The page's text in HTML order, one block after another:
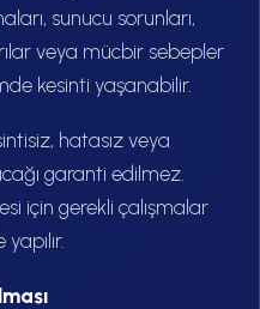
sunucu sorunları,
veya mücbir sebepler
kesinti yaşanabilir.
hatasız veya
garanti edilmez.
için gerekli çalışmalar